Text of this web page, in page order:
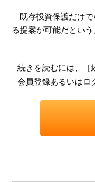
既存投資保護だけで
る提案が可能だとい
続きを読むには、［
会員登録あるいはロ